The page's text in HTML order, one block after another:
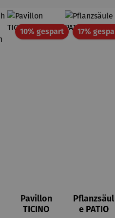
10% gespartRabatt
Pavillon
TICINO
17%
Pflanzsäul
e PATIO